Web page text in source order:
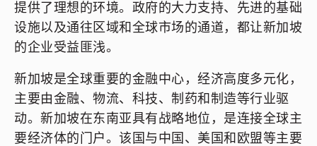
提供了理想的环境。政府的大力支持、先进的基础
设施以及通往区域和全球市场的通道，都让新加坡
的企业受益匪浅。
新加坡是全球重要的金融中心，经济高度多元化，
主要由金融、物流、科技、制药和制造等行业驱
动。新加坡在东南亚具有战略地位，是连接全球主
要经济体的门户。该国与中国、美国和欧盟等主要